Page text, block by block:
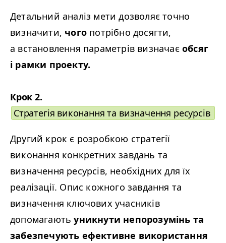
Детальний аналіз мети дозволяє точно
визначити, чого потрібно досягти,
а встановлення параметрів визначаєобсяг
і рамки проекту.
Крок 2.
Стратегія виконання та визначення ресурсів
Другий крок є розробкою стратегії
виконання конкретних завдань та
визначення ресурсів, необхідних для їх
реалізації. Опис кожного завдання та
визначення ключових учасників
допомагаютьуникнути непорозумінь та
забезпечують ефективне використання